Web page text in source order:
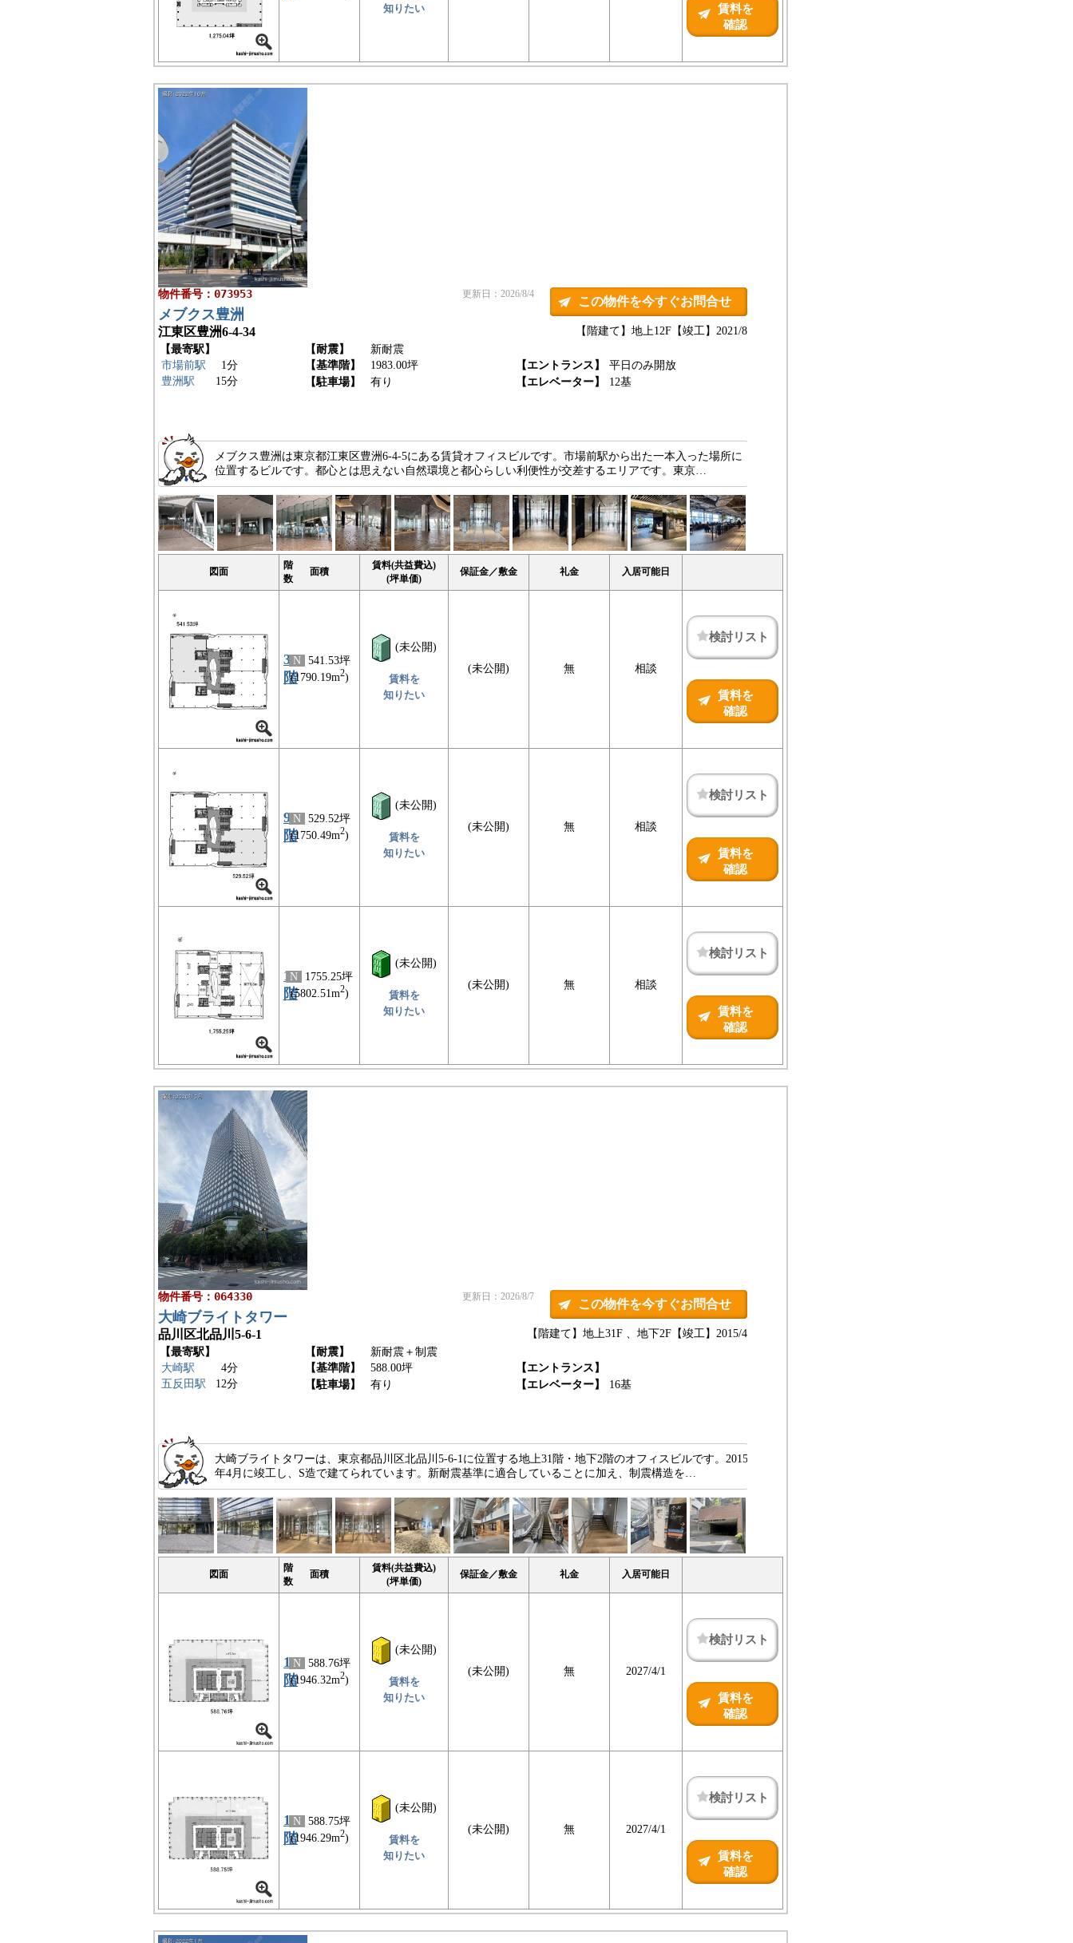
知りたい
賃料を
確認
物件番号：073953 更新日：2026/8/4
この物件を今すぐお問合せ
メブクス豊洲
江東区豊洲6-4-34 【竣工】2021/8
【階建て】地上12F
【最寄駅】
市場前駅
1分
豊洲駅
15分
【耐震】
新耐震
【基準階】
1983.00坪 【エントランス】
平日のみ開放
【駐車場】
有り 【エレベーター】 12基
メブクス豊洲は東京都江東区豊洲6-4-5にある賃貸オフィスビルです。市場前駅から出た一本入った場所に
位置するビルです。都心とは思えない自然環境と都心らしい利便性が交差するエリアです。東京…
図面
階
数
面積
賃料(共益費込)
(坪単価)
保証金／敷金 礼金 入居可能日
3
階
N
541.53坪
(1790.19m2)
(未公開)
賃料を
知りたい
(未公開) 無 相談
検討リスト
賃料を
確認
9
階
N
529.52坪
(1750.49m2)
(未公開)
賃料を
知りたい
(未公開) 無 相談
検討リスト
賃料を
確認
11
階
N
1755.25坪
(5802.51m2)
(未公開)
賃料を
知りたい
(未公開) 無 相談
検討リスト
賃料を
確認
物件番号：064330 更新日：2026/8/7
この物件を今すぐお問合せ
大崎ブライトタワー
品川区北品川5-6-1 【竣工】2015/4
【階建て】地上31F 、地下2F
【最寄駅】
大崎駅
4分
五反田駅
12分
【耐震】
新耐震＋制震
【基準階】
588.00坪
【エントランス】
【駐車場】
有り 【エレベーター】 16基
大崎ブライトタワーは、東京都品川区北品川5-6-1に位置する地上31階・地下2階のオフィスビルです。2015
年4月に竣工し、S造で建てられています。新耐震基準に適合していることに加え、制震構造を…
図面
階
数
面積
賃料(共益費込)
(坪単価)
保証金／敷金 礼金 入居可能日
10
階
N
588.76坪
(1946.32m2)
(未公開)
賃料を
知りたい
(未公開) 無 2027/4/1
検討リスト
賃料を
確認
11
階
N
588.75坪
(1946.29m2)
(未公開)
賃料を
知りたい
(未公開) 無 2027/4/1
検討リスト
賃料を
確認